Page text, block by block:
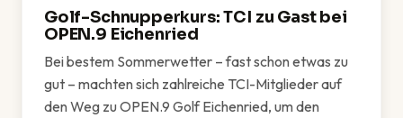
Golf-Schnupperkurs: TCI zu Gast bei
OPEN.9 Eichenried
Bei bestem Sommerwetter – fast schon etwas zu
gut – machten sich zahlreiche TCI-Mitglieder auf
den Weg zu OPEN.9 Golf Eichenried, um den